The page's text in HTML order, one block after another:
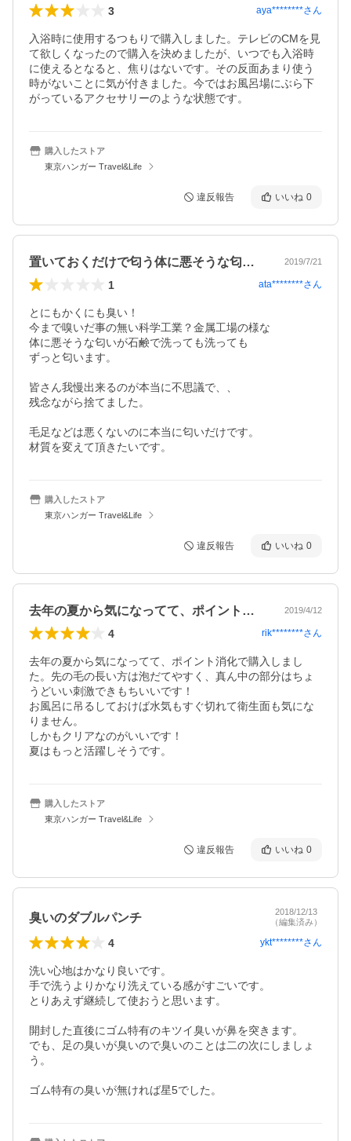
3 aya********さん
入浴時に使用するつもりで購入しました。テレビのCMを見
て欲しくなったので購入を決めましたが、いつでも入浴時
に使えるとなると、焦りはないです。その反面あまり使う
時がないことに気が付きました。今ではお風呂場にぶら下
がっているアクセサリーのような状態です。
購入したストア
東京ハンガー Travel&Life
違反報告 いいね 0
置いておくだけで匂う体に悪そうな匂い… 2019/7/21
1 ata********さん
とにもかくにも臭い！
今まで嗅いだ事の無い科学工業？金属工場の様な
体に悪そうな匂いが石鹸で洗っても洗っても
ずっと匂います。
皆さん我慢出来るのが本当に不思議で、、
残念ながら捨てました。
毛足などは悪くないのに本当に匂いだけです。
材質を変えて頂きたいです。
購入したストア
東京ハンガー Travel&Life
違反報告 いいね 0
去年の夏から気になってて、ポイント消化… 2019/4/12
4 rik********さん
去年の夏から気になってて、ポイント消化で購入しまし
た。先の毛の長い方は泡だてやすく、真ん中の部分はちょ
うどいい刺激できもちいいです！
お風呂に吊るしておけば水気もすぐ切れて衛生面も気にな
りません。
しかもクリアなのがいいです！
夏はもっと活躍しそうです。
購入したストア
東京ハンガー Travel&Life
違反報告 いいね 0
臭いのダブルパンチ
2018/12/13
（編集済み）
4 ykt********さん
洗い心地はかなり良いです。
手で洗うよりかなり洗えている感がすごいです。
とりあえず継続して使おうと思います。
開封した直後にゴム特有のキツイ臭いが鼻を突きます。
でも、足の臭いが臭いので臭いのことは二の次にしましょ
う。
ゴム特有の臭いが無ければ星5でした。